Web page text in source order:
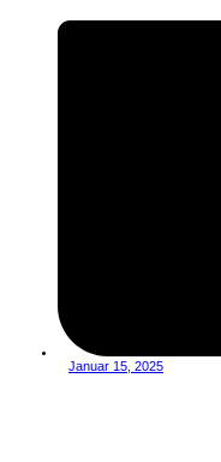
Januar 15, 2025